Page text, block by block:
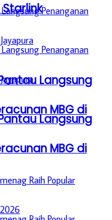
Langsung
MBG di
Langsung
MBG di